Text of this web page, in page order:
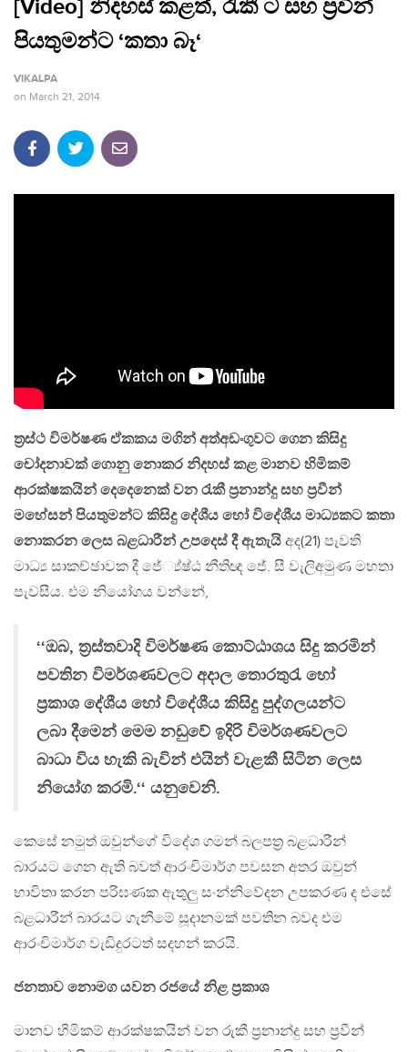
[Video] නිදහස් කළත්, රැකී ට සහ ප්‍රවීන්
පියතුමන්ට ‘කතා බෑ‘
VIKALPA
on March 21, 2014
ත්‍රස්ථ විමර්ෂණ ඒකකය මගින් අත්අඩංගුවට ගෙන කිසිදු
චෝදනාවක් ගොනු නොකර නිදහස් කළ මානව හිමිකම්
ආරක්ෂකයින් දෙදෙනෙක් වන රැකී ප්‍රනාන්දු සහ ප්‍රවීන්
මහේසන් පියතුමන්ට කිසිදු දේශීය හෝ විදේශීය මාධ්‍යකට කතා
නොකරන ලෙස බළධාරීන් උපදෙස් දී ඇතැයි අද(21) පැවති
මාධ්‍ය සාකච්ඡාවක දී ජේ්‍ය්ෂ්ඨ නීතිඥ ජේ. සී වැලිඅමුණ මහතා
පැවසීය. එම නියෝගය වන්නේ,
‘‘ඔබ, ත්‍රස්තවාදි විමර්ෂණ කොට්ඨාශය සිදු කරමින්
පවතින විමර්ශණවලට අදාල තොරතුරැ හෝ
ප්‍රකාශ දේශීය හෝ විදේශීය කිසිදු පුද්ගලයන්ට
ලබා දීමෙන් මෙම නඩුවේ ඉදිරි විමර්ශණවලට
බාධා විය හැකි බැවින් එයින් වැළකී සිටින ලෙස
නියෝග කරමි.‘‘ යනුවෙනි.
කෙසේ නමුත් ඔවුන්ගේ විදේශ ගමන් බලපත්‍ර බළධාරීන්
බාරයට ගෙන ඇති බවත් ආරංචිමාර්ග පවසන අතර ඔවුන්
භාවිතා කරන පරිඝණක ඇතුලු සංන්නිවේදන උපකරණ ද එසේ
බළධාරීන් බාරයට ගැනීමේ සූදානමක් පවතින බවද එම
ආරංචිමාර්ග වැඩිදුරටත් සදහන් කරයි.
ජනතාව නොමග යවන රජයේ නිළ ප්‍රකාශ
මානව හිමිකම් ආරක්ෂකයින් වන රුකී ප්‍රනාන්දු සහ ප්‍රවීන්